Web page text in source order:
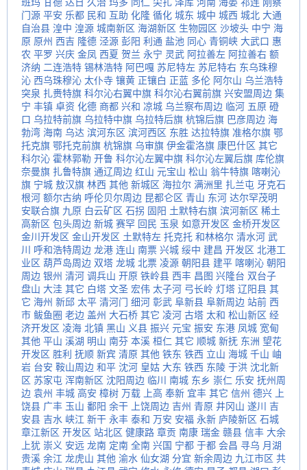
班玛 甘德 达日 久治 玛多 同仁 尖扎 泽库 河南 海晏 祁连 刚察
门源 平安 乐都 民和 互助 化隆 循化 城东 城中 城西 城北 大通
自治县 湟中 湟源 城南新区 海湖新区 生物园区 沙坡头 中宁 海
原 原州 西吉 隆德 泾源 彭阳 利通 盐池 同心 青铜峡 大武口 惠
农 平罗 兴庆 金凤 西夏 贺兰 永宁 灵武 阿拉善左 阿拉善右 额
济纳 二连浩特 锡林浩特 阿巴嘎 苏尼特左 苏尼特右 东乌珠穆
沁 西乌珠穆沁 太仆寺 镶黄 正镶白 正蓝 多伦 阿尔山 乌兰浩特
突泉 扎赉特旗 科尔沁右翼中旗 科尔沁右翼前旗 兴安盟周边 集
宁 丰镇 卓资 化德 商都 兴和 凉城 乌兰察布周边 临河 五原 磴
口 乌拉特前旗 乌拉特中旗 乌拉特后旗 杭锦后旗 巴彦周边 海
勃湾 海南 乌达 滨河东区 滨河西区 东胜 达拉特旗 准格尔旗 鄂
托克旗 鄂托克前旗 杭锦旗 乌审旗 伊金霍洛旗 康巴什区 其它
科尔沁 霍林郭勒 开鲁 科尔沁左翼中旗 科尔沁左翼后旗 库伦旗
奈曼旗 扎鲁特旗 通辽周边 红山 元宝山 松山 翁牛特旗 喀喇沁
旗 宁城 敖汉旗 林西 其他 新城区 海拉尔 满洲里 扎兰屯 牙克石
根河 额尔古纳 呼伦贝尔周边 昆都仑区 青山 东河 达尔罕茂明
安联合旗 九原 白云矿区 石拐 固阳 土默特右旗 滨河新区 稀土
高新区 包头周边 新城 赛罕 回民 玉泉 如意开发区 金桥开发区
金川开发区 金山开发区 土默特左 托克托 和林格尔 清水河 武
川
呼和浩特周边 龙港 连山 南票 兴城 绥中 建昌 开发区 北港工
业区 葫芦岛周边 双塔 龙城 北票 凌源 朝阳县 建平 喀喇沁 朝阳
周边 银州 清河 调兵山 开原 铁岭县 西丰 昌图 兴隆台 双台子
盘山 大洼 其它 白塔 文圣 宏伟 太子河 弓长岭 灯塔 辽阳县 其
它 海州 新邱 太平 清河门 细河 彰武 阜新县 阜新周边 站前 西
市 鲅鱼圈 老边 盖州 大石桥 其它 凌河 古塔 太和 松山新区 经
济开发区 凌海 北镇 黑山 义县 振兴 元宝 振安 东港 凤城 宽甸
其他 平山 溪湖 明山 南芬 本溪 桓仁 其它 顺城 新抚 东洲 望花
开发区 胜利 抚顺 新宾 清原 其他 铁东 铁西 立山 海城 千山 岫
岩 台安 鞍山周边 和平 沈河 皇姑 大东 铁西 东陵 于洪 沈北新
区 苏家屯 浑南新区 沈阳周边 临川 南城 东乡 崇仁 乐安 抚州周
边 袁州 丰城 高安 樟树 万载 上高 奉新 宜丰 其它 信州 德兴
上
饶县 广丰 玉山 鄱阳 余干 上饶周边 吉州 青原 井冈山 遂川
吉
安县 吉水 峡江 新干 永丰 泰和 万安 安福 永新 庐陵新区 石城
章江新区 开发区 站北区 健康路 章贡 南康 瑞金 赣县 信丰 大余
上犹 崇义 安远 龙南 定南 全南 兴国 宁都 于都 会昌 寻乌 月湖
贵溪 余江 龙虎山 其他 渝水 仙女湖 分宜 新余周边 九江市区 共